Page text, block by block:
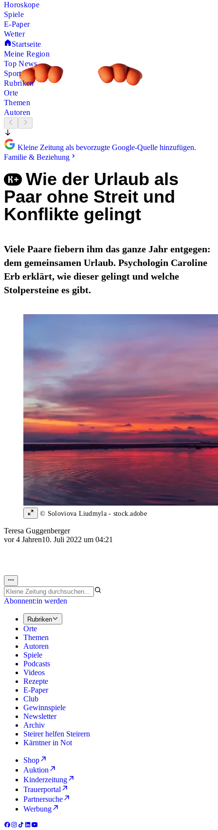
Horoskope
Spiele
E-Paper
Wetter
Startseite
Meine Region
Top News
Sport
Rubriken
Orte
Themen
Autoren
Kleine Zeitung als bevorzugte Google-Quelle hinzufügen.
Familie & Beziehung
Wie der Urlaub als
Paar ohne Streit und
Konflikte gelingt
Viele Paare fiebern ihm das ganze Jahr entgegen:
dem gemeinsamen Urlaub. Psychologin Caroline
Erb erklärt, wie dieser gelingt und welche
Stolpersteine es gibt.
© Soloviova Liudmyla - stock.adobe
Teresa Guggenberger
vor 4 Jahren10. Juli 2022 um 04:21
Abonnent:in werden
Rubriken
Orte
Themen
Autoren
Spiele
Podcasts
Videos
Rezepte
E-Paper
Club
Gewinnspiele
Newsletter
Archiv
Steirer helfen Steirern
Kärntner in Not
Shop
Auktion
Kinderzeitung
Trauerportal
Partnersuche
Werbung